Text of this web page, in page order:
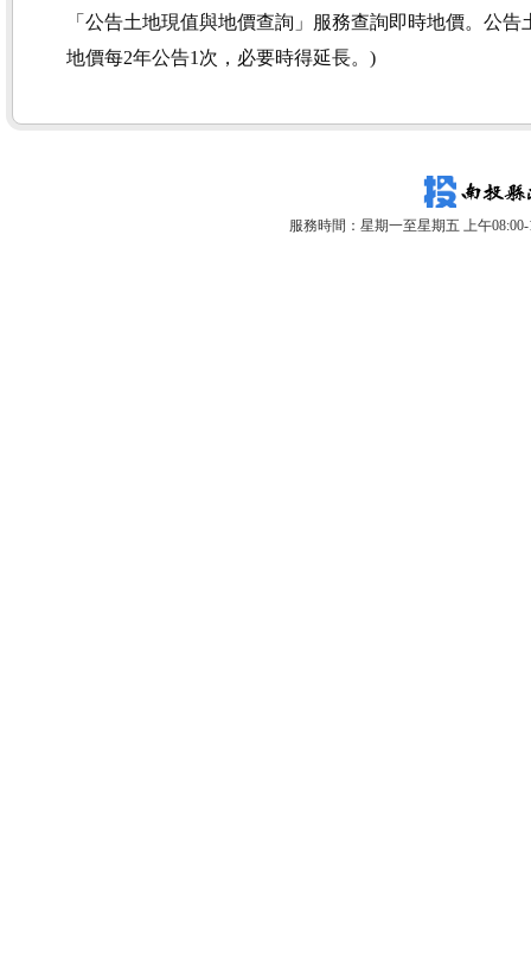
「公告土地現值與地價查詢」服務查詢即時地價。公
地價每2年公告1次，必要時得延長。)
服務時間：星期一至星期五 上午